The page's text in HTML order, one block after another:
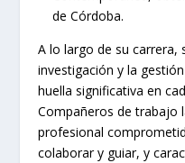
de Córdoba.
A lo largo de su carrera,
investigación y la
huella significativa en
Compañeros de trabajo
profesional
colaborar y guiar, y